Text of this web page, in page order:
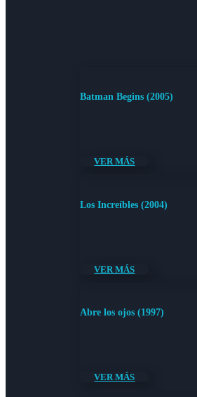
Batman Begins (2005)
VER MÁS
Los Increíbles (2004)
VER MÁS
Abre los ojos (1997)
VER MÁS